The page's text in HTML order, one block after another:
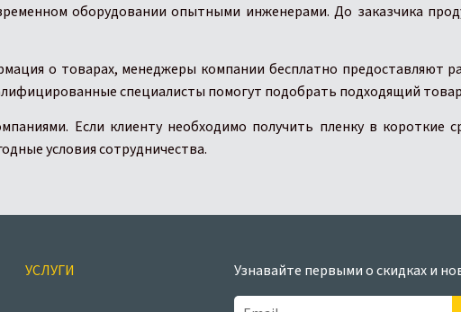
оборудовании опытными инженерами. До заказчика
о товарах, менеджеры компании бесплатно предоставляют
специалисты помогут подобрать подходящий
Если клиенту необходимо получить пленку в короткие
условия сотрудничества.
УСЛУГИ Узнавайте первыми о скидках и